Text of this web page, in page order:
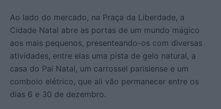
Ao lado do mercado, na Praça da Liberdade, a
Cidade Natal abre as portas de um mundo mágico
aos mais pequenos, presenteando-os com diversas
atividades, entre elas uma pista de gelo natural, a
casa do Pai Natal, um carrossel parisiense e um
comboio elétrico, que ali vão permanecer entre os
dias 6 e 30 de dezembro.